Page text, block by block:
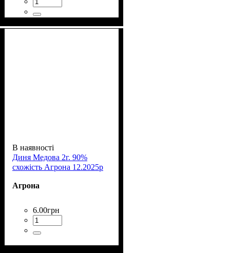
В наявності
Диня Медова 2г. 90%
схожість Агрона 12.2025р
Агрона
6.00грн